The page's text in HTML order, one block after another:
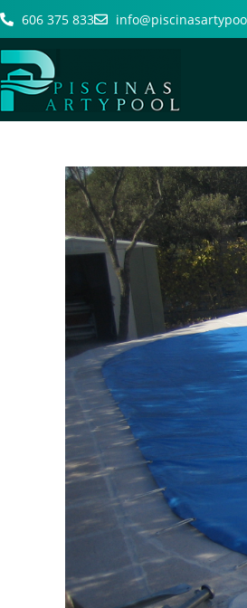
606 375 833